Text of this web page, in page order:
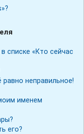
списке «Кто сейчас
неправильное!
именем
его?